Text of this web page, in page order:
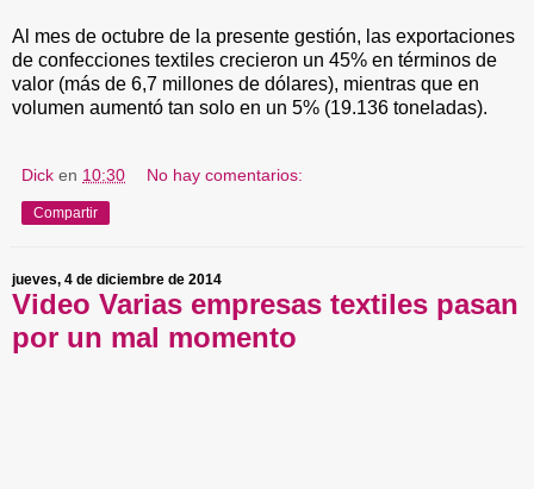
Al mes de octubre de la presente gestión, las exportaciones
de confecciones textiles crecieron un 45% en términos de
valor (más de 6,7 millones de dólares), mientras que en
volumen aumentó tan solo en un 5% (19.136 toneladas).
Dick en 10:30 No hay comentarios:
Compartir
jueves, 4 de diciembre de 2014
Video Varias empresas textiles pasan
por un mal momento